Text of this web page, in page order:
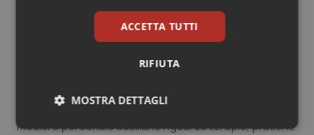
una guardia armata all’entrata, il cui ruolo è di
intervenire in caso di alterchi più importanti di quelli
vocali, con tentativi di aggressione nei confronti dei
medici o del personale ausiliario, che in quel momento
corsie ospedaliere non troppo difficilmente si
potranno ascoltare pazienti e loro parenti redarguire
medici e personale ausiliario riguardo terapie, pratiche
ACCETTA TUTTI
RIFIUTA
MOSTRA DETTAGLI
Necessari Statistici Marketing